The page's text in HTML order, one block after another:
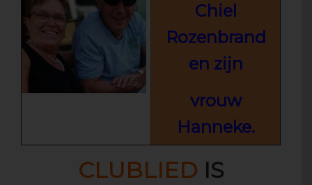
Chiel
Rozenbrand
en zijn
vrouw
Hanneke.
CLUBLIED IS